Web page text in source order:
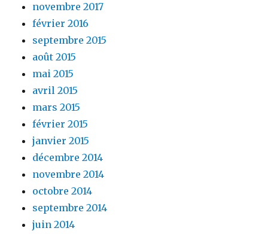
novembre 2017
février 2016
septembre 2015
août 2015
mai 2015
avril 2015
mars 2015
février 2015
janvier 2015
décembre 2014
novembre 2014
octobre 2014
septembre 2014
juin 2014